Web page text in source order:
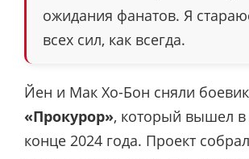
ожидания фанатов. Я
всех сил, как всегда.
Йен и Мак Хо-Бон сняли боевик
«Прокурор», который вышел в
конце 2024 года. Проект